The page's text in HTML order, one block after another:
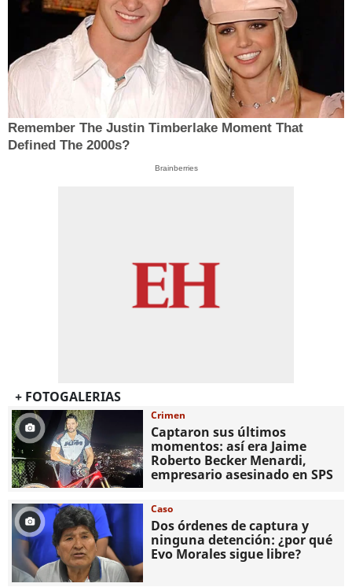
Remember The Justin Timberlake Moment That
Defined The 2000s?
Brainberries
+ FOTOGALERIAS
Crimen
Captaron sus últimos
momentos: así era Jaime
Roberto Becker Menardi​​​,
empresario asesinado en SPS
Caso
Dos órdenes de captura y
ninguna detención: ¿por qué
Evo Morales sigue libre?